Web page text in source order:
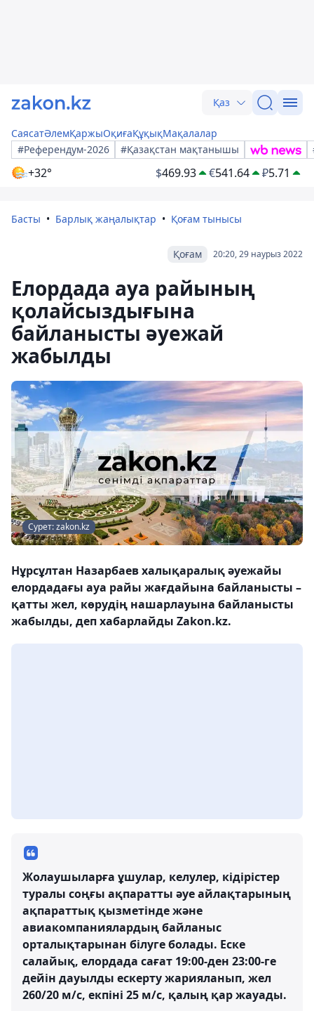
Қаз
СаясатӘлемҚаржыОқиғаҚұқықМақалалар
#Референдум-2026
#Қазақстан мақтанышы
+32° $469.93 €541.64 ₽5.71
Басты Барлық жаңалықтар Қоғам тынысы
20:20, 29 наурыз 2022
Қоғам
Елордада ауа райының
қолайсыздығына
байланысты әуежай
жабылды
Сурет: zakon.kz
Нұрсұлтан Назарбаев халықаралық әуежайы
елордадағы ауа райы жағдайына байланысты –
қатты жел, көрудің нашарлауына байланысты
жабылды, деп хабарлайды Zakon.kz.
Жолаушыларға ұшулар, келулер, кідірістер
туралы соңғы ақпаратты әуе айлақтарының
ақпараттық қызметінде және
авиакомпаниялардың байланыс
орталықтарынан білуге болады. Еске
салайық, елордада сағат 19:00-ден 23:00-ге
дейін дауылды ескерту жарияланып, жел
260/20 м/с, екпіні 25 м/с, қалың қар жауады.